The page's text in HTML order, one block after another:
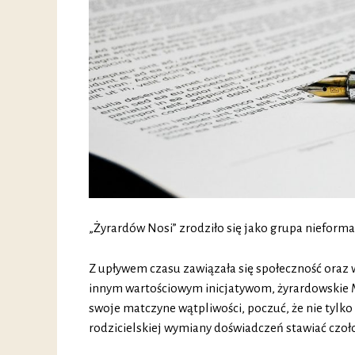
„Żyrardów Nosi” zrodziło się jako grupa
Z upływem czasu zawiązała się społeczność
innym wartościowym inicjatywom, żyrardowskie
swoje matczyne wątpliwości, poczuć, że nie
rodzicielskiej wymiany doświadczeń stawiać